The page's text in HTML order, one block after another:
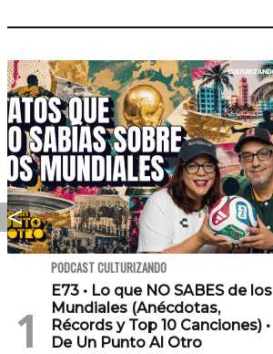
PODCAST CULTURIZANDO
E73 • Lo que NO SABES de los
Mundiales (Anécdotas,
Récords y Top 10 Canciones) •
De Un Punto Al Otro